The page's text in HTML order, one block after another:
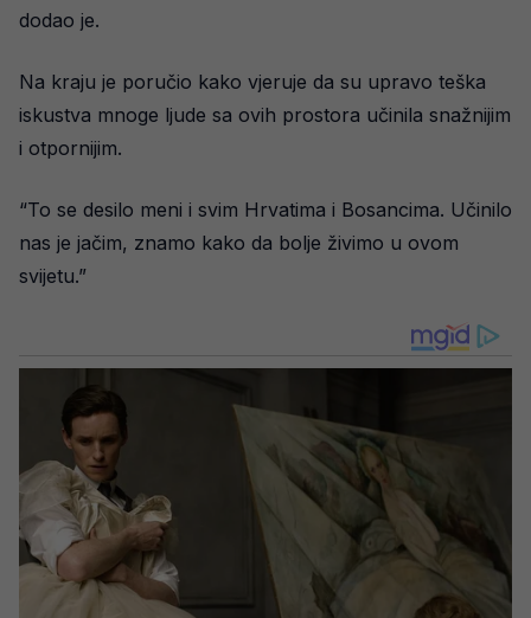
dodao je.
Na kraju je poručio kako vjeruje da su upravo teška
iskustva mnoge ljude sa ovih prostora učinila snažnijim
i otpornijim.
“To se desilo meni i svim Hrvatima i Bosancima. Učinilo
nas je jačim, znamo kako da bolje živimo u ovom
svijetu.”